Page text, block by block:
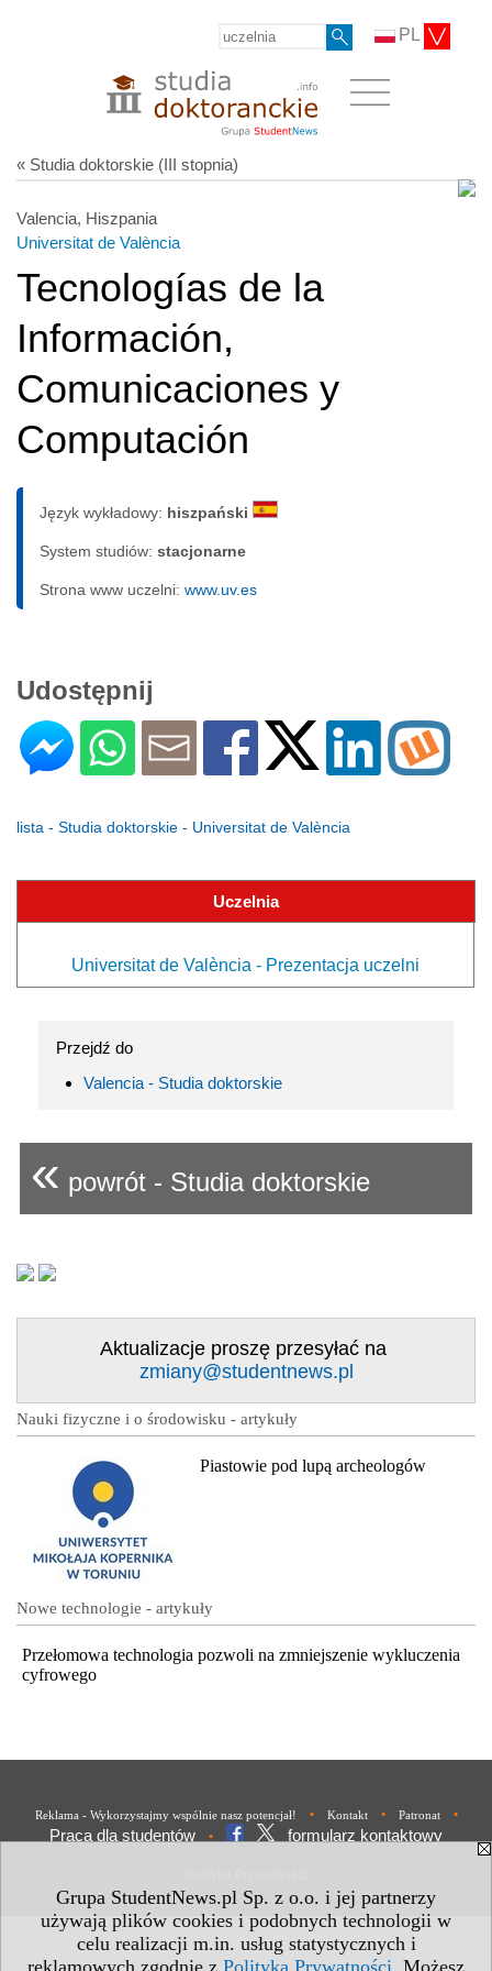
Grupa StudentNews.pl Sp. z o.o. i jej partnerzy
używają plików cookies i podobnych technologii w
celu realizacji m.in. usług statystycznych i
reklamowych zgodnie z Polityką Prywatności . Możesz
PL
« Studia doktorskie (III stopnia)
Valencia, Hiszpania
Universitat de València
Tecnologías de la
Información,
Comunicaciones y
Computación
Język wykładowy: hiszpański
System studiów: sta­cjo­nar­ne
Strona www uczelni: www.uv.es
Udostępnij
lista - Studia doktorskie - Universitat de València
Uczelnia
Universitat de València - Prezentacja uczelni
Przejdź do
Valencia - Studia doktorskie
« powrót - Studia doktorskie
Aktualizacje proszę przesyłać na
zmiany@studentnews.pl
Nauki fizyczne i o środowisku - artykuły
Piastowie pod lupą archeologów
Nowe technologie - artykuły
Przełomowa technologia pozwoli na zmniejszenie wykluczenia
cyfrowego
Reklama - Wykorzystajmy wspólnie nasz potencjał! • Kontakt • Patronat •
Praca dla studentów • formularz kontaktowy